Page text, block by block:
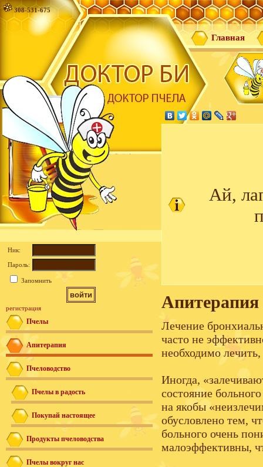
308-531-675
Главная
Ник:
Пароль:
Запомнить
регистрация
Пчелы
Апитерапия
Пчеловодство
Пчелы в радость
Покупай настоящее
Продукты пчеловодства
Пчелы вокруг нас
Ай,
Апитерапия
Лечение
часто не
необходимо
Иногда,
состояние
на якобы
обусловлено тем,
больного очень
малоэффективны,